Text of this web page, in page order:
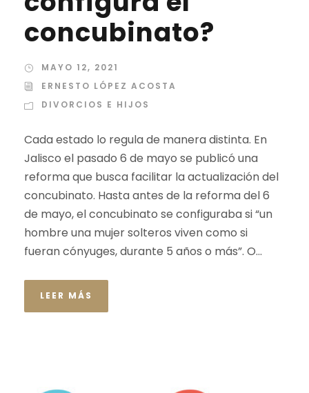
concubinato?
MAYO 12, 2021
ERNESTO LÓPEZ ACOSTA
DIVORCIOS E HIJOS
Cada estado lo regula de manera distinta. En
Jalisco el pasado 6 de mayo se publicó una
reforma que busca facilitar la actualización del
concubinato. Hasta antes de la reforma del 6
de mayo, el concubinato se configuraba si “un
hombre una mujer solteros viven como si
fueran cónyuges, durante 5 años o más”. O...
LEER MÁS